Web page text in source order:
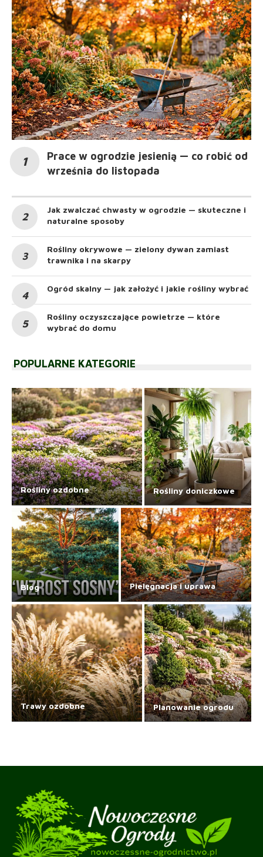
Prace w ogrodzie jesienią — co robić od
września do listopada
Jak zwalczać chwasty w ogrodzie — skuteczne i
naturalne sposoby
Rośliny okrywowe — zielony dywan zamiast
trawnika i na skarpy
Ogród skalny — jak założyć i jakie rośliny wybrać
Rośliny oczyszczające powietrze — które
wybrać do domu
POPULARNE KATEGORIE
Rośliny ozdobne Rośliny doniczkowe
Blog Pielęgnacja i uprawa
Trawy ozdobne Planowanie ogrodu